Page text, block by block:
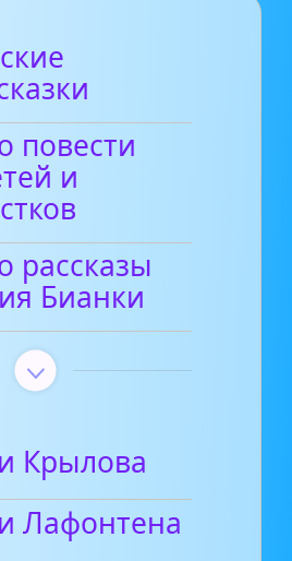
повести
и
рассказы
Бианки
Крылова
Лафонтена